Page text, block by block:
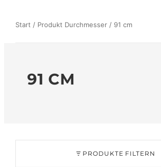
Start / Produkt Durchmesser / 91 cm
91 CM
PRODUKTE FILTERN